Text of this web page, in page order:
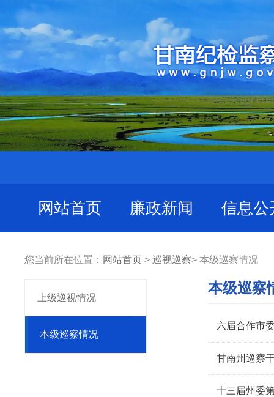
网站首页 廉政新闻 信息公
您当前所在位置： 网站首页 > 巡视巡察> 本级巡察情况
上级巡视情况
本级巡察情况
本级巡察
六届合作市
甘南州巡察
十三届州委